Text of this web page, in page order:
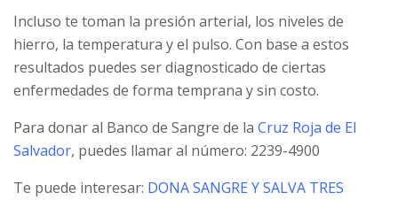
Incluso te toman la presión arterial, los niveles de
hierro, la temperatura y el pulso. Con base a estos
resultados puedes ser diagnosticado de ciertas
enfermedades de forma temprana y sin costo.
Para donar al Banco de Sangre de la Cruz Roja de El
Salvador, puedes llamar al número: 2239-4900
Te puede interesar: DONA SANGRE Y SALVA TRES